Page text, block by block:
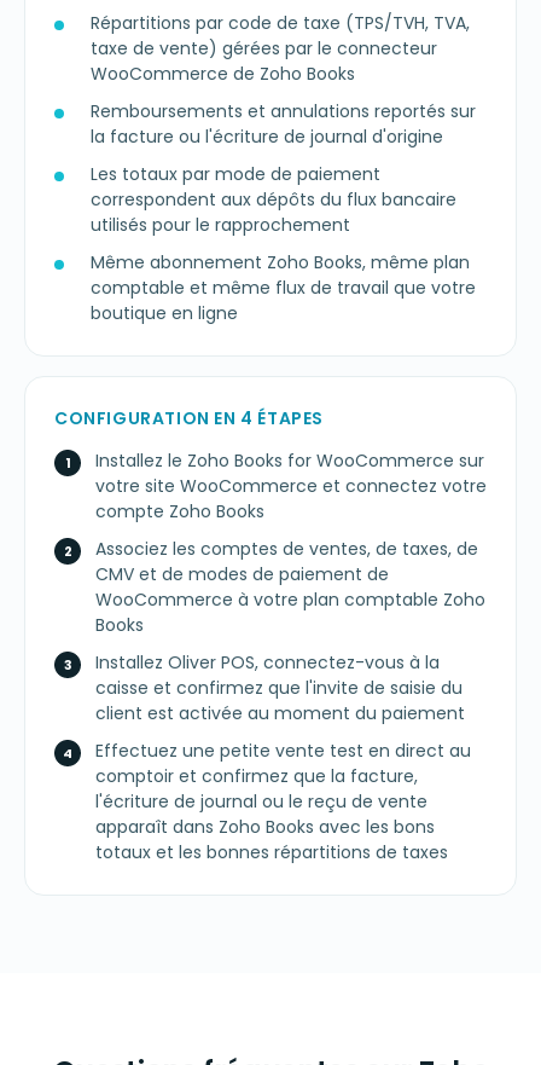
Répartitions par code de taxe (TPS/TVH, TVA,
taxe de vente) gérées par le connecteur
WooCommerce de Zoho Books
Remboursements et annulations reportés sur
la facture ou l'écriture de journal d'origine
Les totaux par mode de paiement
correspondent aux dépôts du flux bancaire
utilisés pour le rapprochement
Même abonnement Zoho Books, même plan
comptable et même flux de travail que votre
boutique en ligne
CONFIGURATION EN 4 ÉTAPES
Installez le Zoho Books for WooCommerce sur
votre site WooCommerce et connectez votre
compte Zoho Books
Associez les comptes de ventes, de taxes, de
CMV et de modes de paiement de
WooCommerce à votre plan comptable Zoho
Books
Installez Oliver POS, connectez-vous à la
caisse et confirmez que l'invite de saisie du
client est activée au moment du paiement
Effectuez une petite vente test en direct au
comptoir et confirmez que la facture,
l'écriture de journal ou le reçu de vente
apparaît dans Zoho Books avec les bons
totaux et les bonnes répartitions de taxes